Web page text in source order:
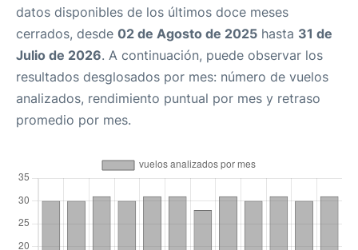
datos disponibles de los últimos doce meses
cerrados, desde 02 de Agosto de 2025 hasta 31 de
Julio de 2026. A continuación, puede observar los
resultados desglosados por mes: número de vuelos
analizados, rendimiento puntual por mes y retraso
promedio por mes.